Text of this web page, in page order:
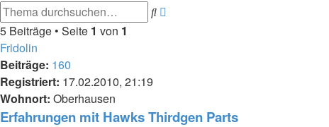
Suche
5 Beiträge • Seite 1 von 1
Fridolin
Beiträge: 160
Registriert: 17.02.2010, 21:19
Wohnort: Oberhausen
Erfahrungen mit Hawks Thirdgen Parts